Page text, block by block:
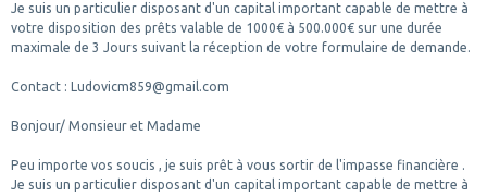
Je suis un particulier disposant d'un capital important capable de mettre à
votre disposition des prêts valable de 1000€ à 500.000€ sur une durée
maximale de 3 Jours suivant la réception de votre formulaire de demande.
Contact : Ludovicm859@gmail.com
Bonjour/ Monsieur et Madame
Peu importe vos soucis , je suis prêt à vous sortir de l'impasse financière .
Je suis un particulier disposant d'un capital important capable de mettre à